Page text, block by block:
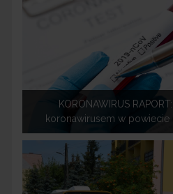
KORONAWIRUS
koronawirusem w powiecie